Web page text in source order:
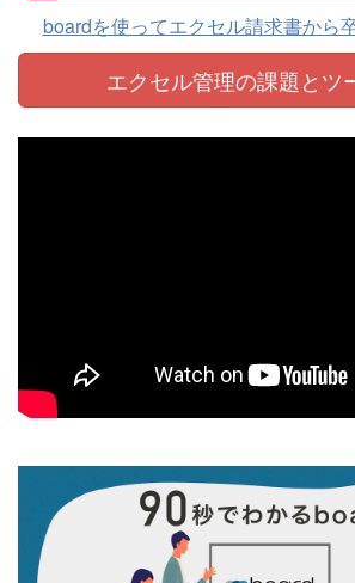
boardを使ってエクセル請求書から
エクセル管理の課題とツ